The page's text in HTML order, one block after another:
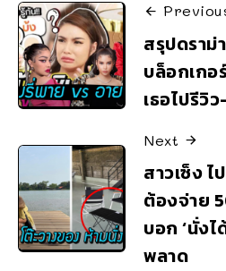
สรุปดราม่
บล็อกเกอ
เธอไปรีวิ
Next
สาวเซ็ง ไ
ต้องจ่าย
บอก ‘นั่ง
พลาด